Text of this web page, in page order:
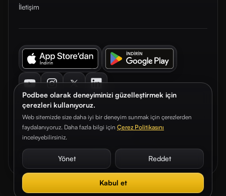
Podbee olarak deneyiminizi güzelleştirmek için
çerezleri kullanıyoruz.
Web sitemizde size daha iyi bir deneyim sunmak için çerezlerden
faydalanıyoruz. Daha fazla bilgi için Çerez Politikasını
inceleyebilirsiniz.
Yönet Reddet
Kabul et
İletişim
© 2026. Podbee Media. Tüm hakları saklıdır.
Çerez TercihleriAydınlatma Metni Gizlilik Sözleşmesi